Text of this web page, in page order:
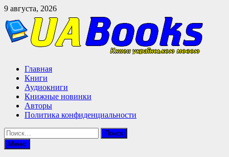
Перейти
содержимому
9 августа, 2026
Главная
Книги
Аудиокниги
Книжные новинки
Авторы
Политика конфиденциальности
Найти:
Меню